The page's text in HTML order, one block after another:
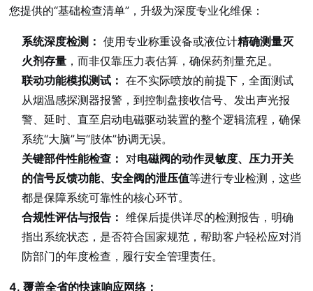
您提供的“基础检查清单”，升级为深度专业化维保：
系统深度检测： 使用专业称重设备或液位计精确测量灭
火剂存量 ，而非仅靠压力表估算，确保药剂量充足。
联动功能模拟测试： 在不实际喷放的前提下，全面测试
从烟温感探测器报警，到控制盘接收信号、发出声光报
警、延时、直至启动电磁驱动装置的整个逻辑流程，确保
系统“大脑”与“肢体”协调无误。
关键部件性能检查： 对电磁阀的动作灵敏度、压力开关
的信号反馈功能、安全阀的泄压值等进行专业检测，这些
都是保障系统可靠性的核心环节。
合规性评估与报告： 维保后提供详尽的检测报告，明确
指出系统状态，是否符合国家规范，帮助客户轻松应对消
防部门的年度检查，履行安全管理责任。
4. 覆盖全省的快速响应网络：